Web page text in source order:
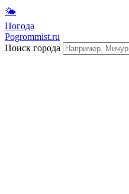
🌤
Погода
Pogrommist.ru
Поиск города